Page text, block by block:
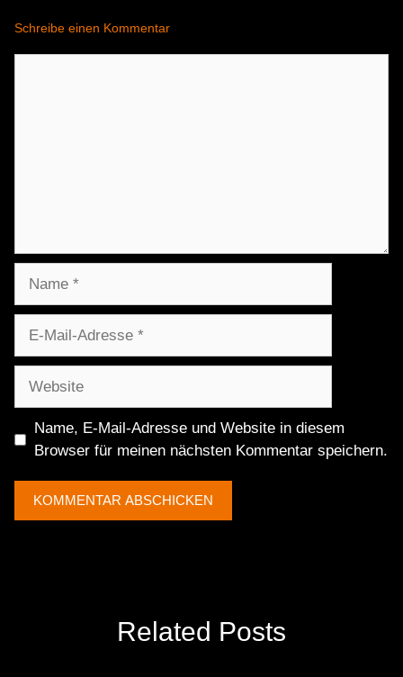
Schreibe einen Kommentar
Adresse
Name, E-Mail-Adresse und Website in diesem
Browser für meinen nächsten Kommentar speichern.
Related Posts